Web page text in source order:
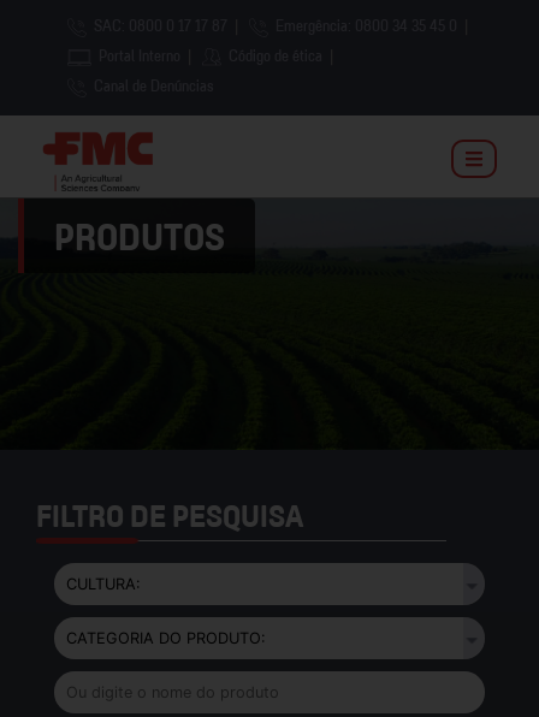
PRODUTOS
FILTRO DE PESQUISA